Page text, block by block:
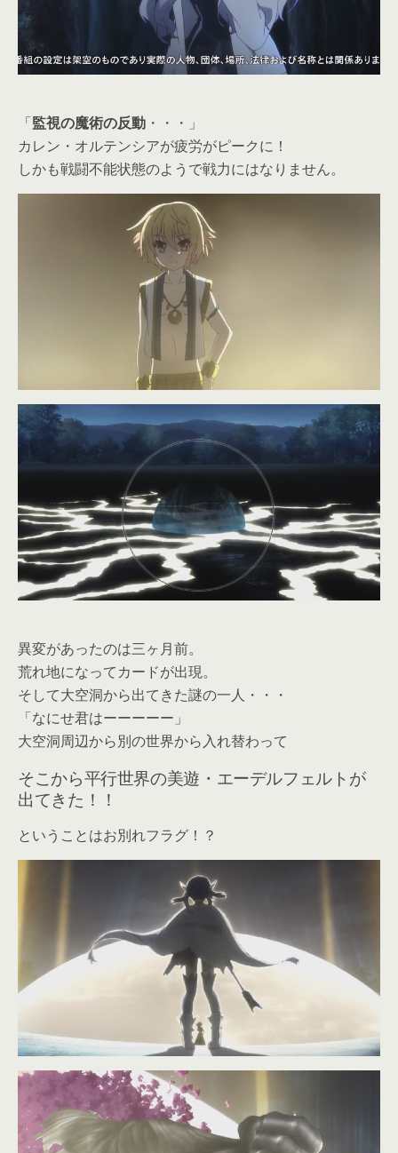
「監視の魔術の反動 ・・・」
カレン・オルテンシアが疲労がピークに！
しかも戦闘不能状態のようで戦力にはなりません。
異変があったのは三ヶ月前。
荒れ地になってカードが出現。
そして大空洞から出てきた謎の一人・・・
「なにせ君はーーーーー」
大空洞周辺から別の世界から入れ替わって
そこから平行世界の美遊・エーデルフェルトが
出てきた！！
ということはお別れフラグ！？